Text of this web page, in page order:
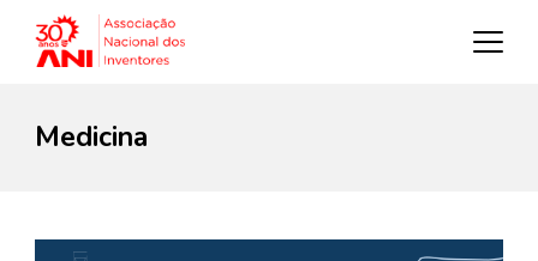
Medicina